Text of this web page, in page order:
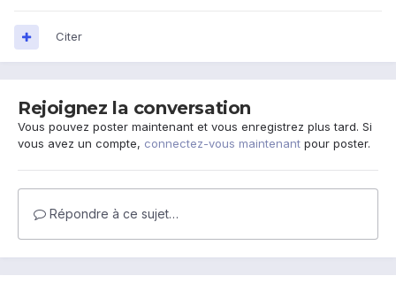
Citer
Rejoignez la conversation
Vous pouvez poster maintenant et vous enregistrez plus tard. Si
vous avez un compte, connectez-vous maintenant pour poster.
Répondre à ce sujet…